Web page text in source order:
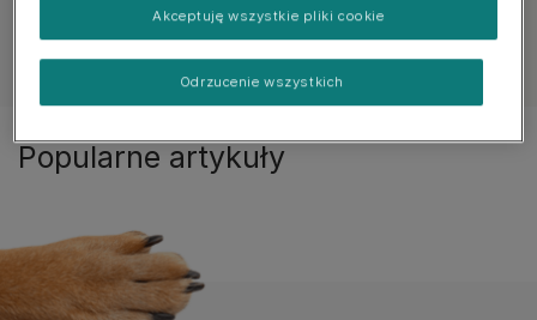
Zobacz wszystkie artykuły o psach
Popularne artykuły
Odrzucenie wszystkich
Akceptuję wszystkie pliki cookie